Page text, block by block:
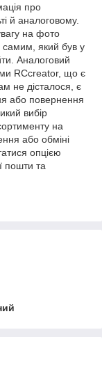
про
й аналоговому.
на фото
самим, який був у
Аналоговий
RCcreator, що є
не дісталося, є
або повернення
вибір
на
або обміні
опцією
пошти та